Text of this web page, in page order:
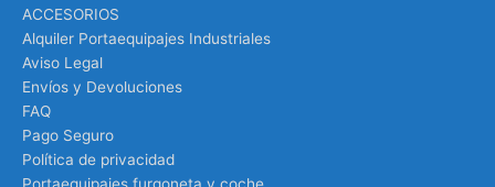
ACCESORIOS
Alquiler Portaequipajes Industriales
Aviso Legal
Envíos y Devoluciones
FAQ
Pago Seguro
Política de privacidad